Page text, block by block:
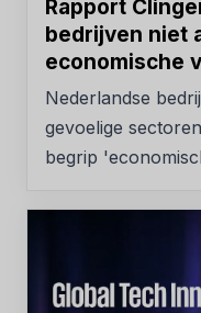
Rapport
bedrijven niet
economische
Nederlandse
gevoelige
begrip